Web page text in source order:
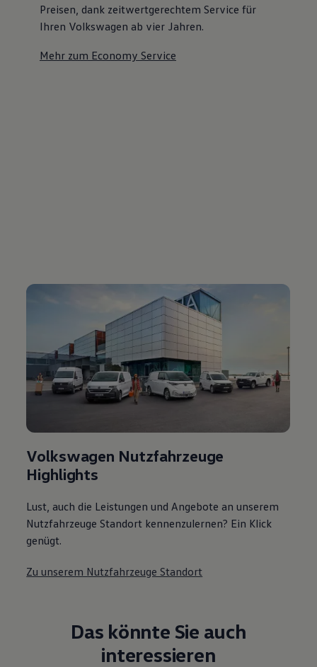
Preisen, dank zeitwertgerechtem Service für
Ihren Volkswagen ab vier Jahren.
Mehr zum Economy Service
Volkswagen Nutzfahrzeuge
Highlights
Lust, auch die Leistungen und Angebote an unserem
Nutzfahrzeuge Standort kennenzulernen? Ein Klick
genügt.
Zu unserem Nutzfahrzeuge Standort
Das könnte Sie auch
interessieren